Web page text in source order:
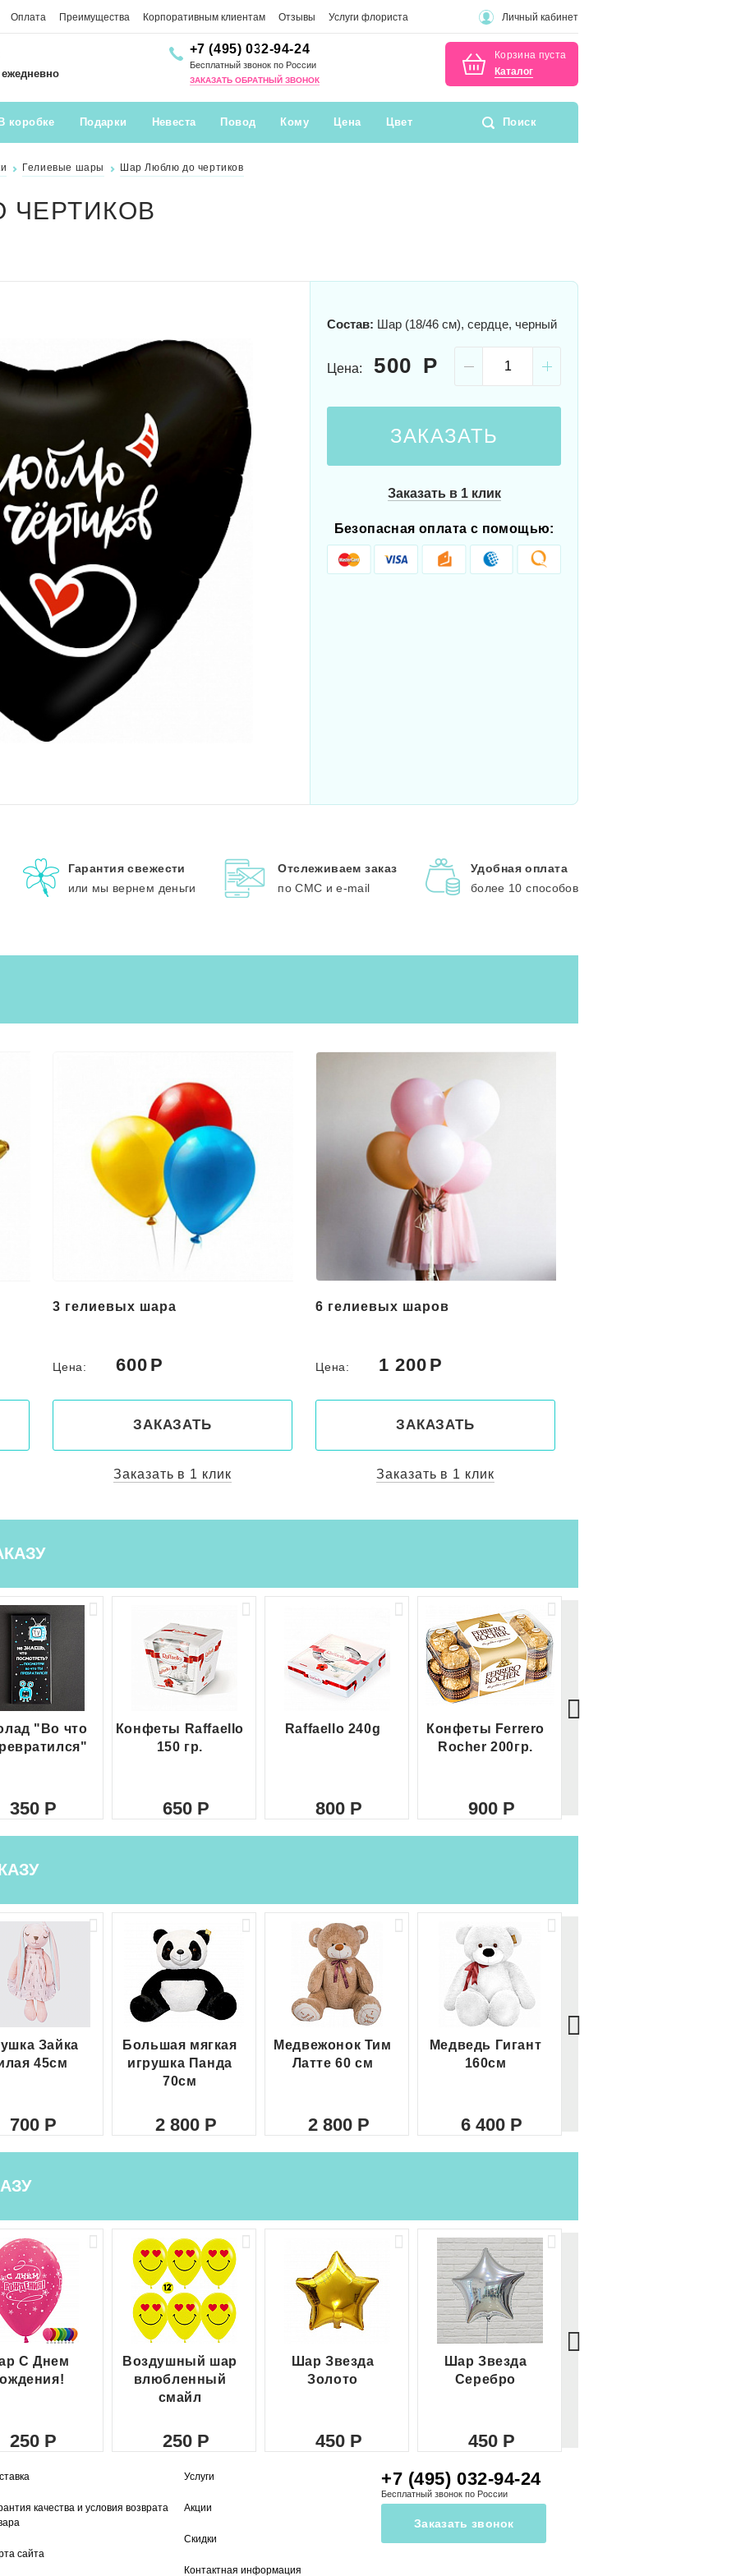
Оплата Преимущества Корпоративным клиентам Отзывы Услуги флориста Личный кабинет
ежедневно
+7 (495) 032-94-24
Бесплатный звонок по России
ЗАКАЗАТЬ ОБРАТНЫЙ ЗВОНОК
Корзина пуста
Каталог
коробке Подарки Невеста Повод Кому Цена Цвет Поиск
Гелиевые шары Шар Люблю до чертиков
Состав: Шар (18/46 см), сердце, черный
Цена: 500
ЗАКАЗАТЬ
Заказать в 1 клик
Безопасная оплата с помощью:
Гарантия свежести
или мы вернем деньги
Отслеживаем заказ
по СМС и e-mail
Удобная оплата
более 10 способов
6 гелиевых шаров
Цена: 1 200
ЗАКАЗАТЬ
Заказать в 1 клик
3 розовых гелиевых шара
Цена: 1 500
ЗАКАЗАТЬ
Заказать в 1 клик
"Во что
350
Конфеты Raffaello
150 гр.
650
Raffaello 240g
800
Конфеты Ferrero
Rocher 200гр.
900
Зайка
45см
700
Большая мягкая
игрушка Панда
70см
2 800
Медвежонок Тим
Латте 60 см
2 800
Медведь Гигант
160см
6 400
С Днем
250
Воздушный шар
влюбленный
смайл
250
Шар Звезда
Золото
450
Шар Звезда
Серебро
450
качества и условия возврата
сайта
Услуги
Акции
Скидки
Контактная информация
+7 (495) 032-94-24
Бесплатный звонок по России
Заказать звонок